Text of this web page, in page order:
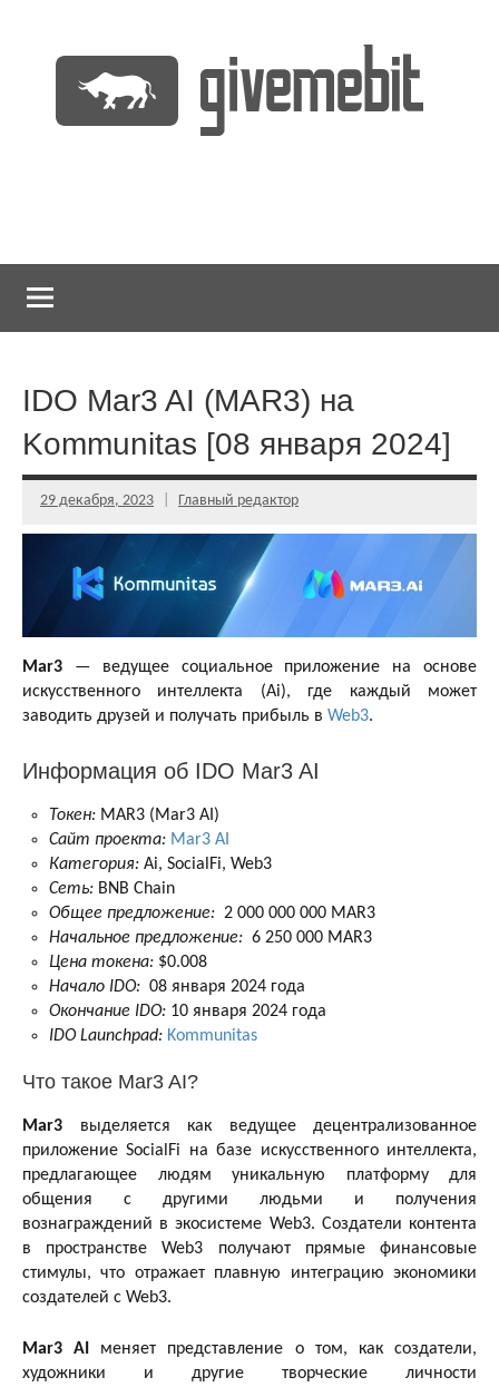
содержимому
IDO Mar3 AI (MAR3) на
Kommunitas [08 января 2024]
29 декабря, 2023 Главный редактор
Mar3 — ведущее социальное приложение на основе
искусственного интеллекта (Ai), где каждый может
заводить друзей и получать прибыль в Web3.
Информация об IDO Mar3 AI
Токен: MAR3 (Mar3 AI)
Сайт проекта: Mar3 AI
Категория: Ai, SocialFi, Web3
Сеть: BNB Chain
Общее предложение: 2 000 000 000 MAR3
Начальное предложение: 6 250 000 MAR3
Цена токена: $0.008
Начало IDO: 08 января 2024 года
Окончание IDO: 10 января 2024 года
IDO Launchpad: Kommunitas
Что такое Mar3 AI?
Mar3 выделяется как ведущее децентрализованное
приложение SocialFi на базе искусственного интеллекта,
предлагающее людям уникальную платформу для
общения с другими людьми и получения
вознаграждений в экосистеме Web3. Создатели контента
в пространстве Web3 получают прямые финансовые
стимулы, что отражает плавную интеграцию экономики
создателей с Web3.
Mar3 AI
меняет представление о том, как создатели,
художники и другие творческие личности